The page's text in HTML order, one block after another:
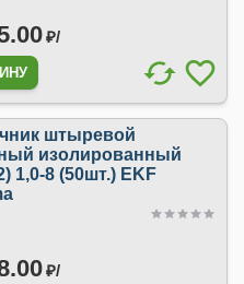
₽/
штыревой
изолированный
1,0-8 (50шт.) EKF
₽/